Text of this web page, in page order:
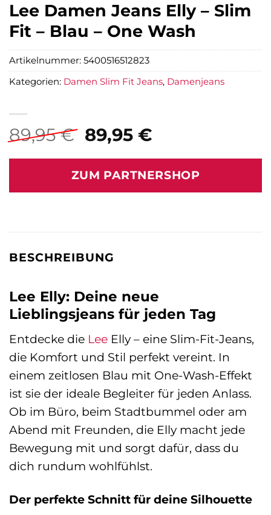
Lee Damen Jeans Elly – Slim
Fit – Blau – One Wash
89,95€ Ursprünglicher
Preis
war:
89,95 €
89,95 €Aktueller
ist:
89,95 €.
ZUM PARTNERSHOP
Artikelnummer: 5400516512823
Kategorien: Damen Slim Fit Jeans, Damenjeans
BESCHREIBUNG
Lee Elly: Deine neue
Lieblingsjeans für jeden Tag
Entdecke die Lee Elly – eine Slim-Fit-Jeans,
die Komfort und Stil perfekt vereint. In
einem zeitlosen Blau mit One-Wash-Effekt
ist sie der ideale Begleiter für jeden Anlass.
Ob im Büro, beim Stadtbummel oder am
Abend mit Freunden, die Elly macht jede
Bewegung mit und sorgt dafür, dass du
dich rundum wohlfühlst.
Der perfekte Schnitt für deine Silhouette